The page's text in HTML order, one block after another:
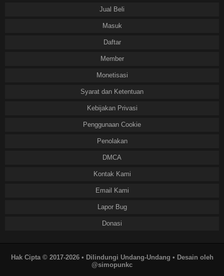
Jual Beli
Masuk
Daftar
Member
Monetisasi
Syarat dan Ketentuan
Kebijakan Privasi
Penggunaan Cookie
Penolakan
DMCA
Kontak Kami
Email Kami
Lapor Bug
Donasi
Hak Cipta © 2017-2026 • Dilindungi Undang-Undang • Desain oleh
@simopunkc